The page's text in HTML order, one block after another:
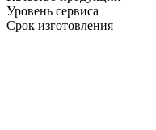
Уровень сервиса
Срок изготовления